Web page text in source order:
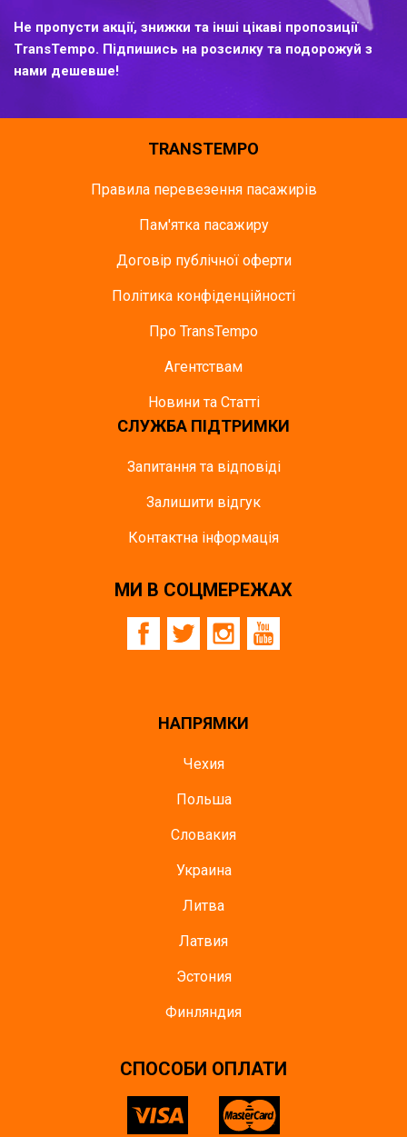
Не пропусти акції, знижки та інші цікаві пропозиції
TransTempo. Підпишись на розсилку та подорожуй з
нами дешевше!
TRANSTEMPO
Правила перевезення пасажирів
Пам'ятка пасажиру
Договір публічної оферти
Політика конфіденційності
Про TransTempo
Агентствам
Новини та Статті
СЛУЖБА ПІДТРИМКИ
Запитання та відповіді
Залишити відгук
Контактна інформація
МИ В СОЦМЕРЕЖАХ
НАПРЯМКИ
Чехия
Польша
Словакия
Украина
Литва
Латвия
Эстония
Финляндия
СПОСОБИ ОПЛАТИ